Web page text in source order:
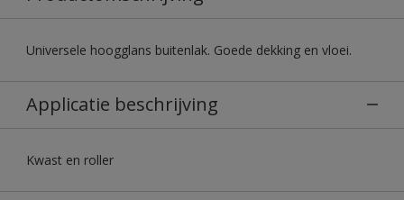
Universele hoogglans buitenlak. Goede dekking en vloei.
Applicatie beschrijving
Kwast en roller